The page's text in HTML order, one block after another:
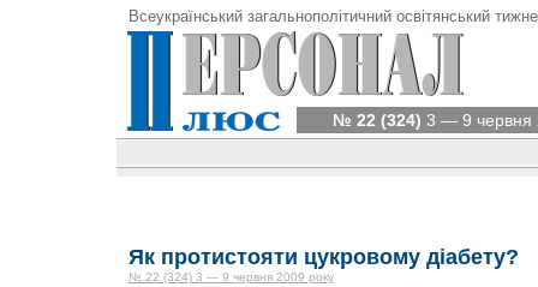
Всеукраїнський загальнополітичний освітянський
№ 22 (324) 3 — 9 червня
Як протистояти цукровому діабету?
№ 22 (324) 3 — 9 червня 2009 року